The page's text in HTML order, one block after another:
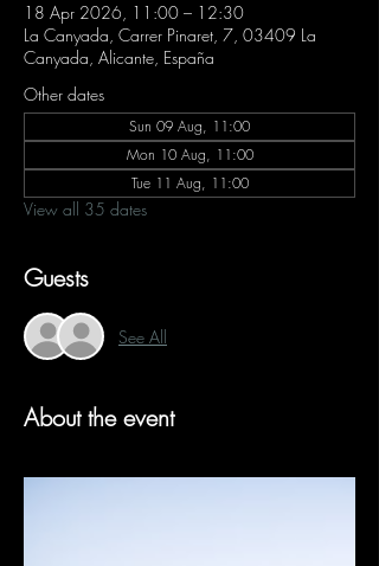
18 Apr 2026, 11:00 – 12:30
La Canyada, Carrer Pinaret, 7, 03409 La
Canyada, Alicante, España
Other dates
Sun 09 Aug, 11:00
Mon 10 Aug, 11:00
Tue 11 Aug, 11:00
View all 35 dates
Guests
See All
About the event